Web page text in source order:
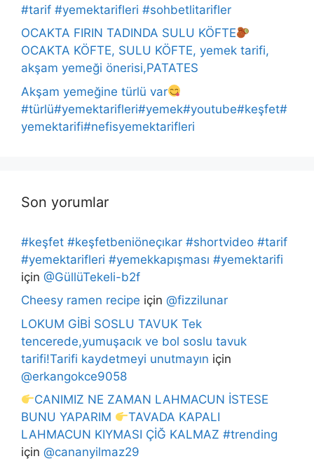
#tarif #yemektarifleri #sohbetlitarifler
OCAKTA FIRIN TADINDA SULU KÖFTE
OCAKTA KÖFTE, SULU KÖFTE, yemek tarifi,
akşam yemeği önerisi,PATATES
Akşam yemeğine türlü var
#türlü#yemektarifleri#yemek#youtube#keşfet#
yemektarifi#nefisyemektarifleri
Son yorumlar
#keşfet #keşfetbeniöneçıkar #shortvideo #tarif
#yemektarifleri #yemekkapışması #yemektarifi
için @GüllüTekeli-b2f
Cheesy ramen recipe için @fizzilunar
LOKUM GİBİ SOSLU TAVUK Tek
tencerede,yumuşacık ve bol soslu tavuk
tarifi!Tarifi kaydetmeyi unutmayın için
@erkangokce9058
CANIMIZ NE ZAMAN LAHMACUN İSTESE
BUNU YAPARIM
TAVADA KAPALI
LAHMACUN KIYMASI ÇİĞ KALMAZ #trending
için @cananyilmaz29